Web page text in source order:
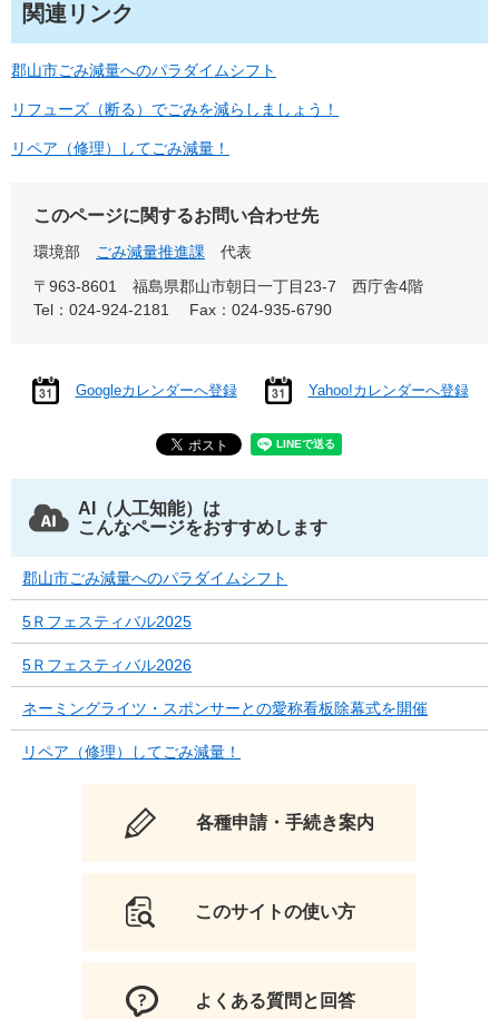
関連リンク
郡山市ごみ減量へのパラダイムシフト
リフューズ（断る）でごみを減らしましょう！
リペア（修理）してごみ減量！
このページに関するお問い合わせ先
環境部 ごみ減量推進課
代表
〒963-8601
福島県郡山市朝日一丁目23-7 西庁舎4階
Tel：024-924-2181
Fax：024-935-6790
Googleカレンダーへ登録 Yahoo!カレンダーへ登録
AI（人工知能）は
こんなページをおすすめします
郡山市ごみ減量へのパラダイムシフト
5Ｒフェスティバル2025
5Ｒフェスティバル2026
ネーミングライツ・スポンサーとの愛称看板除幕式を開催
リペア（修理）してごみ減量！
各種申請・手続き案内
このサイトの使い方
よくある質問と回答